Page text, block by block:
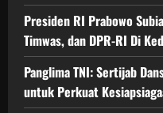
Presiden RI Prabowo
Timwas, dan DPR-RI Di
Panglima TNI: Sertijab
untuk Perkuat